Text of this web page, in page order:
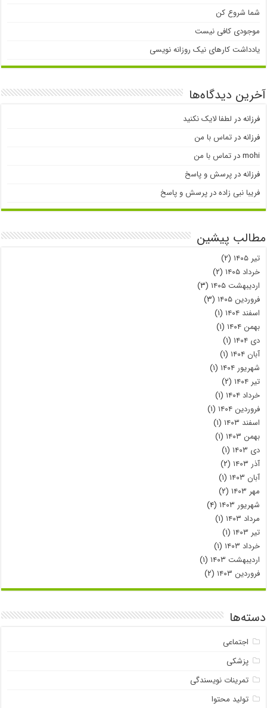
شما شروع کن
موجودی کافی نیست
یادداشت کارهای نیک روزانه نویسی
آخرین دیدگاه‌ها
فرزانهدر لطفا لایک نکنید
فرزانهدرتماس با من
mohiدرتماس با من
فرزانهدرپرسش و پاسخ
فریبا نبی زادهدرپرسش و پاسخ
مطالب پیشین
تیر ۱۴۰۵
(۲)
خرداد ۱۴۰۵
(۲)
اردیبهشت ۱۴۰۵
(۳)
فروردین ۱۴۰۵
(۳)
اسفند ۱۴۰۴
(۱)
بهمن ۱۴۰۴
(۱)
دی ۱۴۰۴
(۱)
آبان ۱۴۰۴
(۱)
شهریور ۱۴۰۴
(۱)
تیر ۱۴۰۴
(۲)
خرداد ۱۴۰۴
(۱)
فروردین ۱۴۰۴
(۱)
اسفند ۱۴۰۳
(۱)
بهمن ۱۴۰۳
(۱)
دی ۱۴۰۳
(۱)
آذر ۱۴۰۳
(۲)
آبان ۱۴۰۳
(۱)
مهر ۱۴۰۳
(۲)
شهریور ۱۴۰۳
(۴)
مرداد ۱۴۰۳
(۱)
تیر ۱۴۰۳
(۱)
خرداد ۱۴۰۳
(۱)
اردیبهشت ۱۴۰۳
(۱)
فروردین ۱۴۰۳
(۲)
دسته‌ها
اجتماعی
پزشکی
تمرینات نویسندگی
تولید محتوا